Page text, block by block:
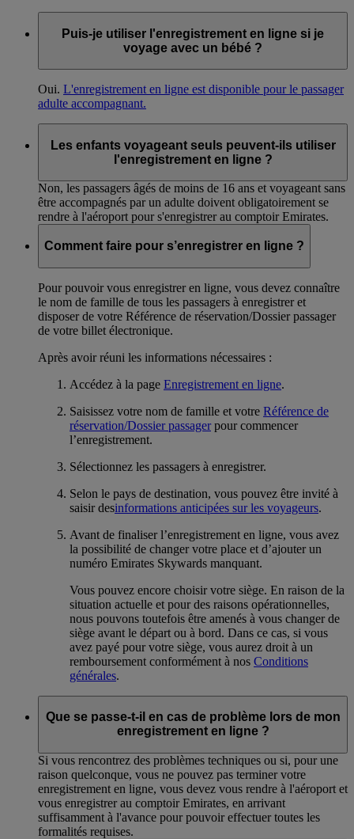
Puis-je utiliser l'enregistrement en ligne si je
voyage avec un bébé ?
Oui. L'enregistrement en ligne est disponible pour le passager
adulte accompagnant.
Les enfants voyageant seuls peuvent-ils utiliser
l'enregistrement en ligne ?
Non, les passagers âgés de moins de 16 ans et voyageant sans
être accompagnés par un adulte doivent obligatoirement se
rendre à l'aéroport pour s'enregistrer au comptoir Emirates.
Comment faire pour s’enregistrer en ligne ?
Pour pouvoir vous enregistrer en ligne, vous devez connaître
le nom de famille de tous les passagers à enregistrer et
disposer de votre Référence de réservation/Dossier passager
de votre billet électronique.
Après avoir réuni les informations nécessaires :
Accédez à la page Enregistrement en ligne.
Saisissez votre nom de famille et votre Référence de
réservation/Dossier passagerpour commencer
l’enregistrement.
Sélectionnez les passagers à enregistrer.
Selon le pays de destination, vous pouvez être invité à
saisir desinformations anticipées sur les voyageurs.
Avant de finaliser l’enregistrement en ligne, vous avez
la possibilité de changer votre place et d’ajouter un
numéro Emirates Skywards manquant.
Vous pouvez encore choisir votre siège. En raison de la
situation actuelle et pour des raisons opérationnelles,
nous pouvons toutefois être amenés à vous changer de
siège avant le départ ou à bord. Dans ce cas, si vous
avez payé pour votre siège, vous aurez droit à un
remboursement conformément à nos Conditions
générales.
Que se passe-t-il en cas de problème lors de mon
enregistrement en ligne ?
Si vous rencontrez des problèmes techniques ou si, pour une
raison quelconque, vous ne pouvez pas terminer votre
enregistrement en ligne, vous devez vous rendre à l'aéroport et
vous enregistrer au comptoir Emirates, en arrivant
suffisamment à l'avance pour pouvoir effectuer toutes les
formalités requises.